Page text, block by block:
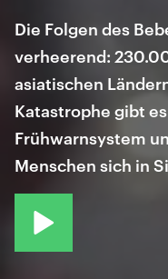
Die Folgen des
verheerend:
asiatischen
Katastrophe gibt
Frühwarnsystem
Menschen sich in